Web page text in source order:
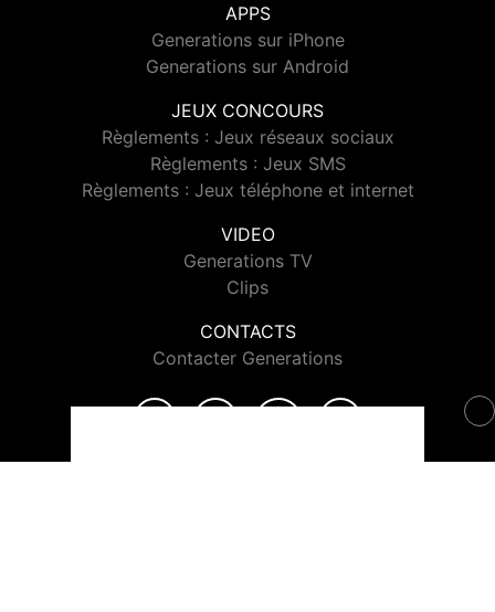
APPS
Generations sur iPhone
Generations sur Android
JEUX CONCOURS
Règlements : Jeux réseaux sociaux
Règlements : Jeux SMS
Règlements : Jeux téléphone et internet
VIDEO
Generations TV
Clips
CONTACTS
Contacter Generations